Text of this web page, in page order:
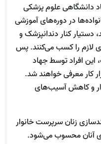
دانشگاهی علوم پزشکی
نفر از این خانواده‌ها در دوره‌های آموزشی
دستیار کنار دندانپزشک و
لازم را کسب می‌کنند. پس
این افراد توسط جهاد
کار معرفی خواهند شد.
و کاهش آسیب‌های
زنان سرپرست خانوار
آنان محسوب می‌شود.